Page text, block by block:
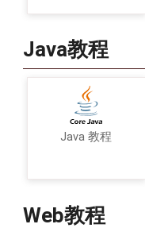
Java教程
Java 教程
Web教程